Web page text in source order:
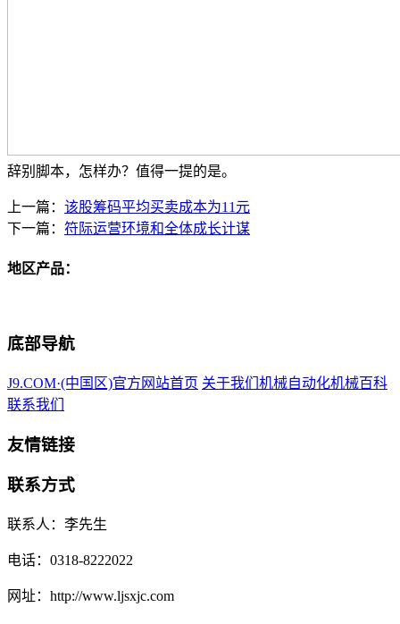
辞别脚本，怎样办？值得一提的是。
上一篇： 该股筹码平均买卖成本为11元
下一篇： 符际运营环境和全体成长计谋
地区产品：
底部导航
J9.COM·(中国区)官方网站首页 关于我们 机械自动化机械百科
联系我们
友情链接
联系方式
联系人：李先生
电话：0318-8222022
网址：http://www.ljsxjc.com